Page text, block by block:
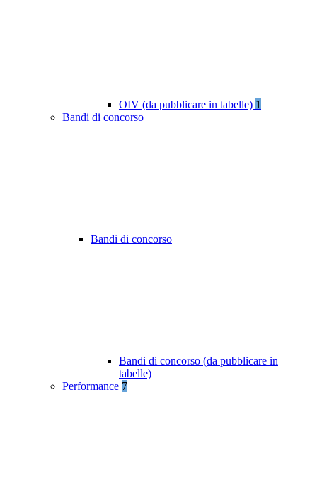
OIV (da pubblicare in tabelle) 1
Bandi di concorso
Bandi di concorso
Bandi di concorso (da pubblicare in
tabelle)
Performance 7